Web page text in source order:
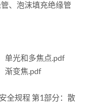
、泡沫填充绝缘管
单光和多焦点.pdf
渐变焦.pdf
全规程 第1部分：散